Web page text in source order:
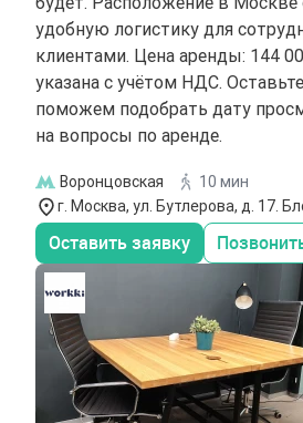
удобную логистику для
клиентами. Цена аренды: 144
указана с учётом НДС.
поможем подобрать дату
на вопросы по аренде.
Воронцовская
10 мин
г. Москва, ул. Бутлерова, д. 17.
Оставить заявку